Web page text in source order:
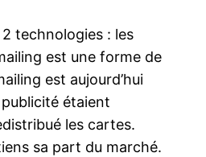
technologies : les
est une forme de
est aujourd’hui
étaient
les cartes.
sa part du marché.